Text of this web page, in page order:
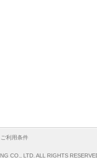
ご利用条件
CO., LTD. ALL RIGHTS